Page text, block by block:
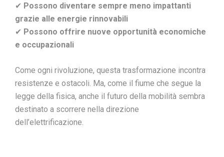
✔ Possono diventare sempre meno impattanti
grazie alle energie rinnovabili
✔ Possono offrire nuove opportunità economiche
e occupazionali
Come ogni rivoluzione, questa trasformazione incontra
resistenze e ostacoli. Ma, come il fiume che segue la
legge della fisica, anche il futuro della mobilità sembra
destinato a scorrere nella direzione
dell’elettrificazione.